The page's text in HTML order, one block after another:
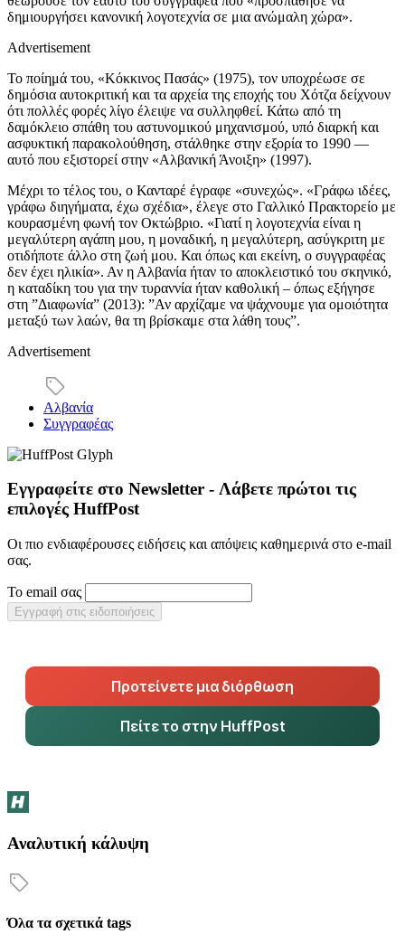
δημιουργήσει κανονική λογοτεχνία σε μια ανώμαλη χώρα».
Advertisement
Το ποίημά του, «Κόκκινος Πασάς» (1975), τον υποχρέωσε σε
δημόσια αυτοκριτική και τα αρχεία της εποχής του Χότζα δείχνουν
ότι πολλές φορές λίγο έλειψε να συλληφθεί. Κάτω από τη
δαμόκλειο σπάθη του αστυνομικού μηχανισμού, υπό διαρκή και
ασφυκτική παρακολούθηση, στάλθηκε στην εξορία το 1990 ―
αυτό που εξιστορεί στην «Αλβανική Άνοιξη» (1997).
Μέχρι το τέλος του, ο Κανταρέ έγραφε «συνεχώς». «Γράφω ιδέες,
γράφω διηγήματα, έχω σχέδια», έλεγε στο Γαλλικό Πρακτορείο με
κουρασμένη φωνή τον Οκτώβριο. «Γιατί η λογοτεχνία είναι η
μεγαλύτερη αγάπη μου, η μοναδική, η μεγαλύτερη, ασύγκριτη με
οτιδήποτε άλλο στη ζωή μου. Και όπως και εκείνη, ο συγγραφέας
δεν έχει ηλικία». Αν η Αλβανία ήταν το αποκλειστικό του σκηνικό,
η καταδίκη του για την τυραννία ήταν καθολική – όπως εξήγησε
στη ”Διαφωνία” (2013): ”Αν αρχίζαμε να ψάχνουμε για ομοιότητα
μεταξύ των λαών, θα τη βρίσκαμε στα λάθη τους”.
Advertisement
Αλβανία
Συγγραφέας
Εγγραφείτε στο Newsletter - Λάβετε πρώτοι τις
επιλογές HuffPost
Οι πιο ενδιαφέρουσες ειδήσεις και απόψεις καθημερινά στο e-mail
σας.
Το email σας
Εγγραφή στις ειδοποιήσεις
Προτείνετε μια διόρθωση
Πείτε το στην HuffPost
Αναλυτική κάλυψη
Όλα τα σχετικά tags